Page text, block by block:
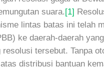
suara.[1]
lintas batas ini telah
ke daerah-daerah
resolusi tersebut. Tanpa
distribusi bantuan